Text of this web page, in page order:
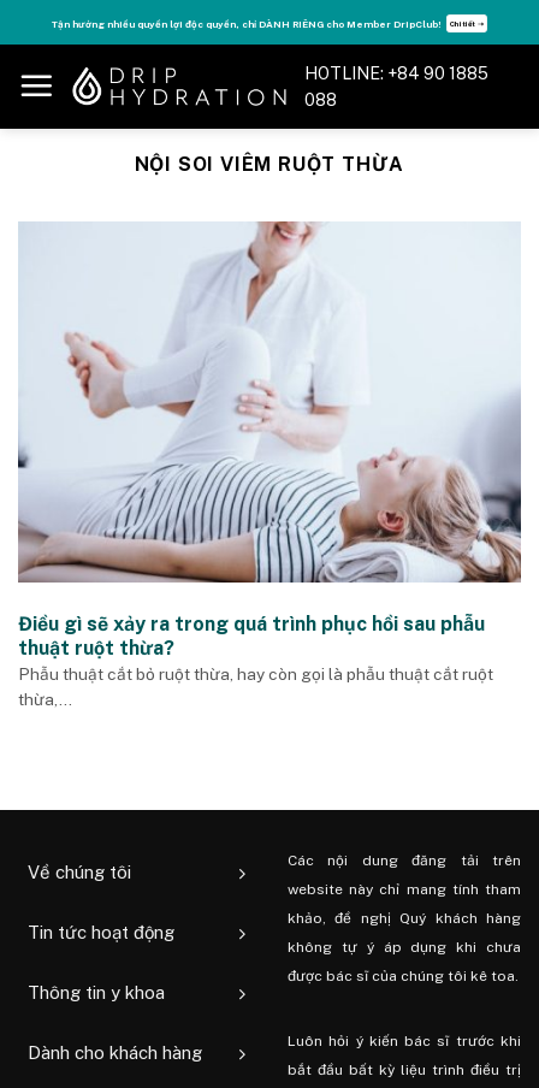
to
content
Tận hưởng nhiều quyền lợi độc quyền, chỉ DÀNH RIÊNG cho Member DripClub! Chi tiết ➝
HOTLINE: +84 90 1885
088
NỘI SOI VIÊM RUỘT THỪA
Điều gì sẽ xảy ra trong quá trình phục hồi sau phẫu
thuật ruột thừa?
Phẫu thuật cắt bỏ ruột thừa, hay còn gọi là phẫu thuật cắt ruột
thừa,...
Về chúng tôi
Tin tức hoạt động
Thông tin y khoa
Dành cho khách hàng
Các nội dung đăng tải trên
website này chỉ mang tính tham
khảo, đề nghị Quý khách hàng
không tự ý áp dụng khi chưa
được bác sĩ của chúng tôi kê toa.
Luôn hỏi ý kiến ​​bác sĩ trước khi
bắt đầu bất kỳ liệu trình điều trị